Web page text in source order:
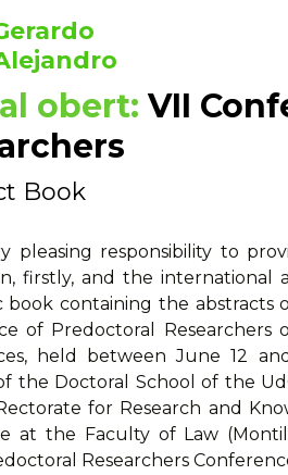
obert: VII
Book
pleasing responsibility to
firstly, and the international
book containing the
of Predoctoral Researchers
held between June 12
the Doctoral School of the
for Research and
at the Faculty of Law
Researchers